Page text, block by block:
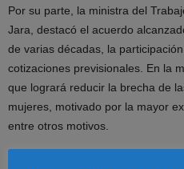
Por su parte, la ministra del
Jara, destacó el acuerdo
de varias décadas, la
cotizaciones previsionales. En la
que logrará reducir la brecha de
mujeres, motivado por la mayor
entre otros motivos.